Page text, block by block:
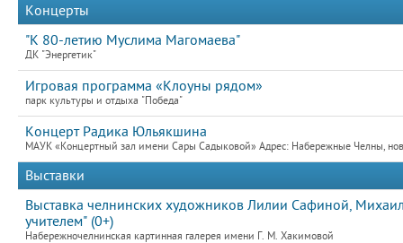
Концерты
"К 80-летию Муслима Магомаева"
ДК "Энергетик"
Игровая программа «Клоуны рядом»
парк культуры и отдыха "Победа"
Концерт Радика Юльякшина
МАУК «Концертный зал имени Сары Садыковой» Адрес: Набережные Челны,
Выставки
Выставка челнинских художников Лилии Сафиной,
учителем" (0+)
Набережночелнинская картинная галерея имени Г. М. Хакимовой